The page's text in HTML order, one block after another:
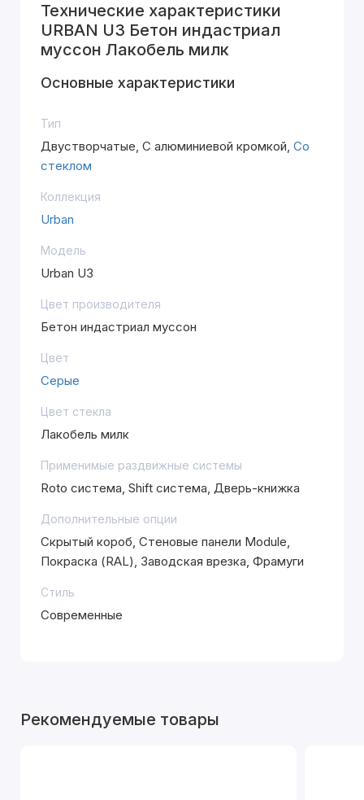
Технические характеристики
URBAN U3 Бетон индастриал
муссон Лакобель милк
Основные характеристики
Тип
Двустворчатые, С алюминиевой кромкой, Со
стеклом
Коллекция
Urban
Модель
Urban U3
Цвет производителя
Бетон индастриал муссон
Цвет
Серые
Цвет стекла
Лакобель милк
Применимые раздвижные системы
Roto система, Shift система, Дверь-книжка
Дополнительные опции
Скрытый короб, Стеновые панели Module,
Покраска (RAL), Заводская врезка, Фрамуги
Стиль
Современные
Рекомендуемые товары